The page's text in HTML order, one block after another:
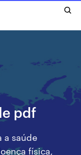
pdf
a saúde
física,